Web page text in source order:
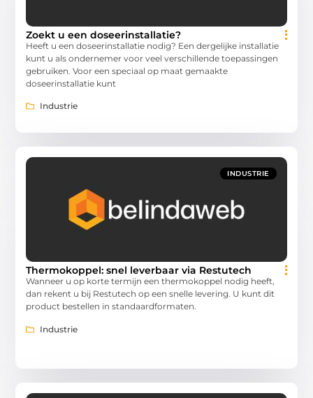
Zoekt u een doseerinstallatie?
Heeft u een doseerinstallatie nodig? Een dergelijke installatie
kunt u als ondernemer voor veel verschillende toepassingen
gebruiken. Voor een speciaal op maat gemaakte
doseerinstallatie kunt
Industrie
INDUSTRIE
Thermokoppel: snel leverbaar via Restutech
Wanneer u op korte termijn een thermokoppel nodig heeft,
dan rekent u bij Restutech op een snelle levering. U kunt dit
product bestellen in standaardformaten.
Industrie